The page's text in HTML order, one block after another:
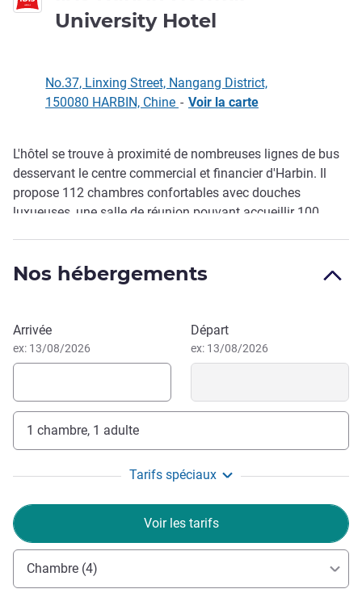
University Hotel
No.37, Linxing Street, Nangang District,
150080 HARBIN, Chine - Voir la carte
Description
L'hôtel se trouve à proximité de nombreuses lignes de bus
desservant le centre commercial et financier d'Harbin. Il
propose 112 chambres confortables avec douches
luxueuses, une salle de réunion pouvant accueillir 100
Nos hébergements
Réserver cet hôtel
Arrivée
ex: 13/08/2026
Départ
ex: 13/08/2026
1 chambre, 1 adulte
Tarifs spéciaux
Voir les tarifs
Chambre (4)